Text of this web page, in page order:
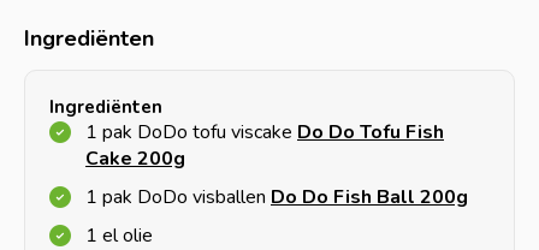
Ingrediënten
Ingrediënten
1 pak DoDo tofu viscake Do Do Tofu Fish
Cake 200g
1 pak DoDo visballen Do Do Fish Ball 200g
1 el olie